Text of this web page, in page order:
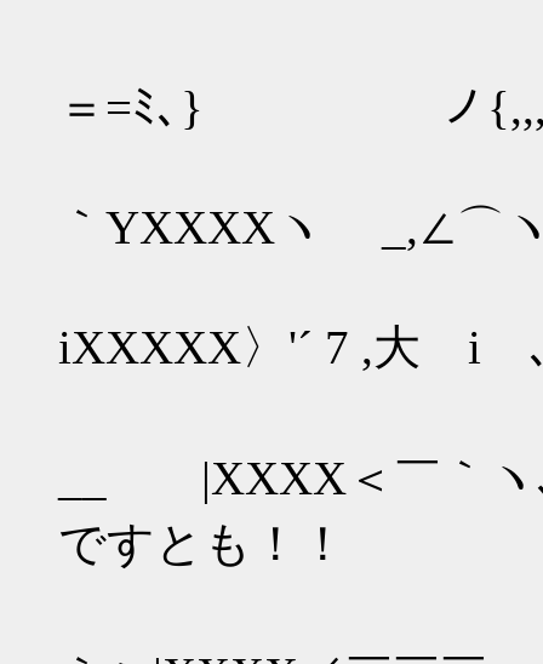
＝=ﾐ､} ノ
｀YXXXXヽ _,∠⌒
iXXXXX〉'´ 7 ,大 i
__ |XXXX＜￣
ですとも！！